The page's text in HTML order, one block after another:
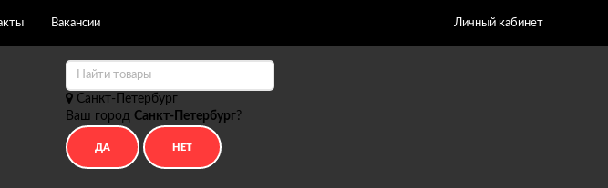
Вакансии Личный кабинет
Санкт-Петербург
Ваш город Санкт-Петербург?